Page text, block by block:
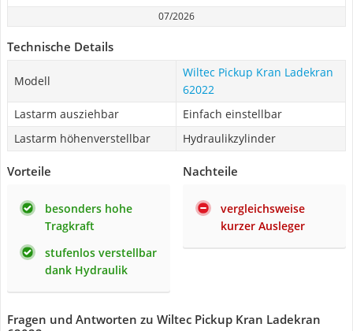
07/2026
Technische Details
Modell
Wiltec Pickup Kran Ladekran
62022
Lastarm ausziehbar
Einfach einstellbar
Lastarm höhenverstellbar
Hydraulikzylinder
Vorteile
besonders hohe
Tragkraft
stufenlos verstellbar
dank Hydraulik
Nachteile
vergleichsweise
kurzer Ausleger
Fragen und Antworten zu Wiltec Pickup Kran Ladekran